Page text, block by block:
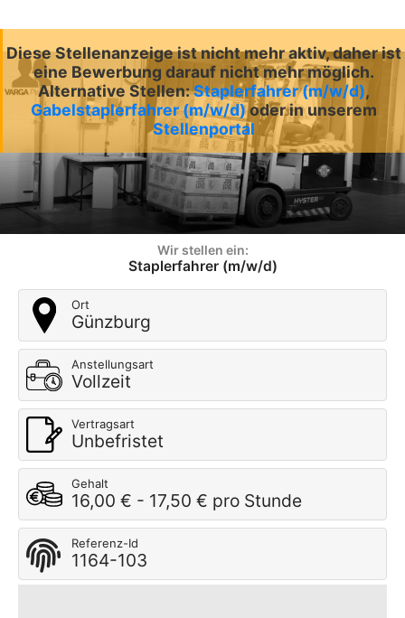
Diese Stellenanzeige ist nicht mehr aktiv, daher ist
eine Bewerbung darauf nicht mehr möglich.
Alternative Stellen:Staplerfahrer (m/w/d),
Gabelstaplerfahrer (m/w/d)oder in unserem
Stellenportal
Wir stellen ein:
Staplerfahrer (m/w/d)
Ort
Günzburg
Anstellungsart
Vollzeit
Vertragsart
Unbefristet
Gehalt
16,00 € - 17,50 € pro Stunde
Referenz-Id
1164-103